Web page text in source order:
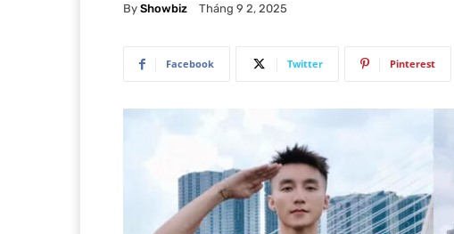
By Showbiz Tháng 9 2, 2025
Facebook Twitter Pinterest